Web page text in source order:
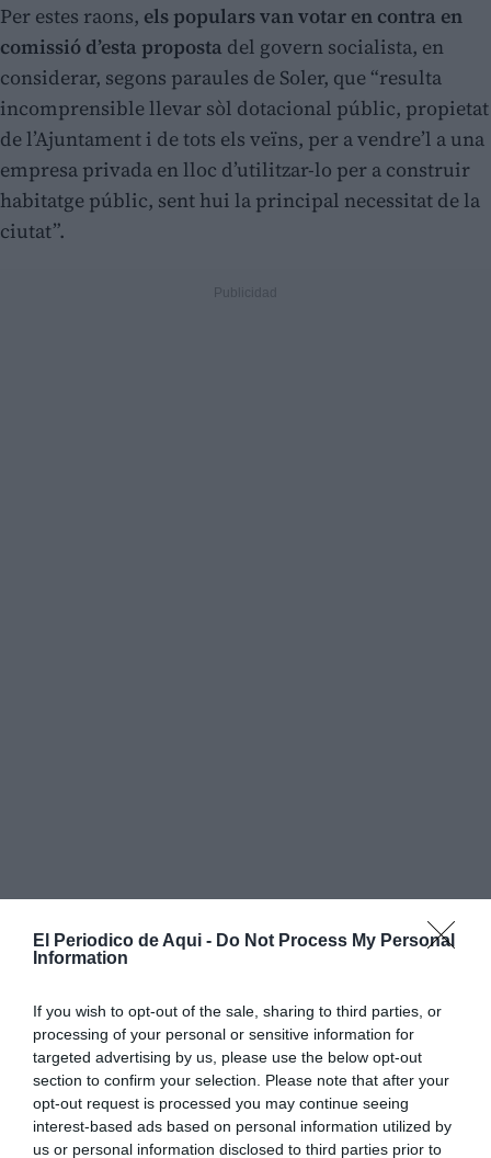
El Periodico de Aqui - Do Not Process My Personal
Information
If you wish to opt-out of the sale, sharing to third parties, or
processing of your personal or sensitive information for
targeted advertising by us, please use the below opt-out
section to confirm your selection. Please note that after your
opt-out request is processed you may continue seeing
interest-based ads based on personal information utilized by
us or personal information disclosed to third parties prior to
Per estes raons, els populars van votar en contra en
comissió d’esta proposta del govern socialista, en
considerar, segons paraules de Soler, que “resulta
incomprensible llevar sòl dotacional públic, propietat
de l’Ajuntament i de tots els veïns, per a vendre’l a una
empresa privada en lloc d’utilitzar-lo per a construir
habitatge públic, sent hui la principal necessitat de la
ciutat”.
Barber ha posat el focus en la
arreplegant firmes per l’habitatge o utilitzen el discurs
de l’habitatge social per a justificar requalificacions a
Corea, ara donen suport a vendre un solar públic a
una empresa privada en lloc d’usar-lo per a cobrir esta
necessitat”.